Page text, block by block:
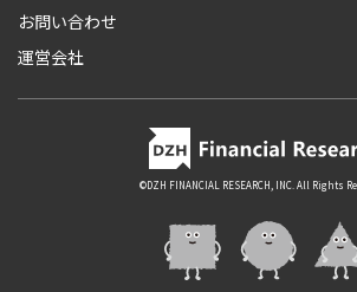
お問い合わせ
運営会社
©DZH FINANCIAL RESEARCH, INC. All Rights